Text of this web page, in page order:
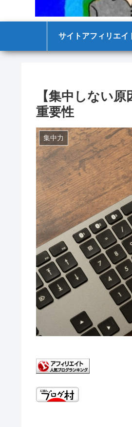
サイトアフィリエイ
【集中しない
重要性
集中力